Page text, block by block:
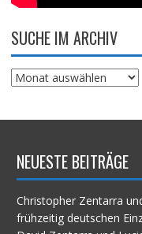
SUCHE IM ARCHIV
Suche
NEUESTE BEITRÄGE
Christopher Zentarra
frühzeitig deutschen